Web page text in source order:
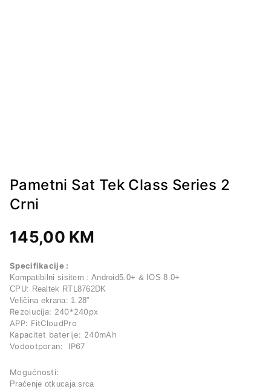
Pametni Sat Tek Class Series 2
Crni
145,00 KM
Specifikacije :
Kompatibilni sisitem : Android5.0+ & IOS 8.0+
CPU: Realtek RTL8762DK
Veličina ekrana: 1.28”
Rezolucija: 240*240px
APP: FitCloudPro
Kapacitet baterije: 240mAh
Vodootporan: IP67
Mogućnosti:
Praćenje otkucaja srca